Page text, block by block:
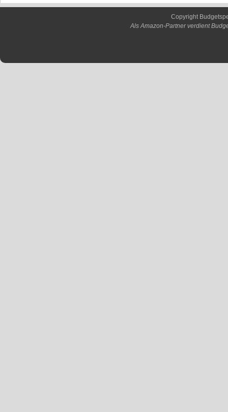
Copyright
Als Amazon-Partner verdient